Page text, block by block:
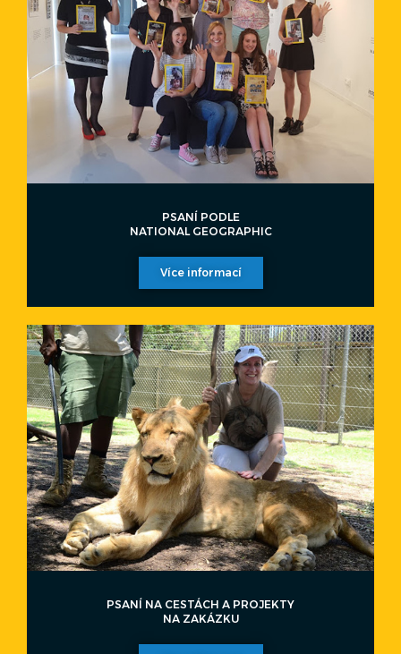
PSANÍ PODLE
NATIONAL GEOGRAPHIC
Více informací
PSANÍ NA CESTÁCH A PROJEKTY
NA ZAKÁZKU